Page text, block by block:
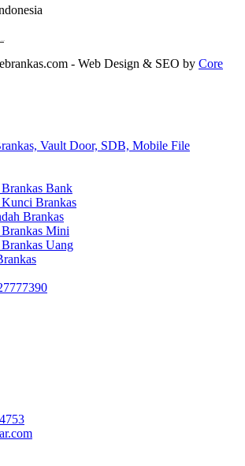
- Web Design & SEO by Core
Vault Door, SDB, Mobile File
Bank
Kunci Brankas
Brankas
Brankas Mini
Uang